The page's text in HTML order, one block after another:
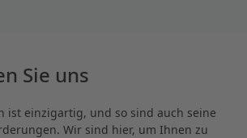
Sie uns
ist einzigartig, und so sind auch seine
Wir sind hier, um Ihnen zu